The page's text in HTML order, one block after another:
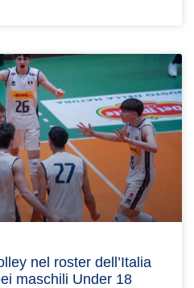
nel roster dell’Italia
maschili Under 18